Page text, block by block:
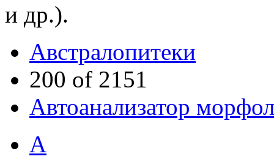
и др.).
Австралопитеки
200 of 2151
Автоанализатор
А